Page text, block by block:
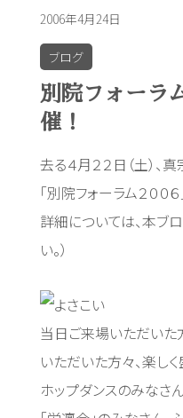
2006年4月24日
ブログ
別院フォーラ
催！
去る４月２２日（土）
「別院フォーラム２００
詳細については、本ブ
い。）
当日ご来場いただいた
いただいた方々、楽し
ホップダンスのみなさん